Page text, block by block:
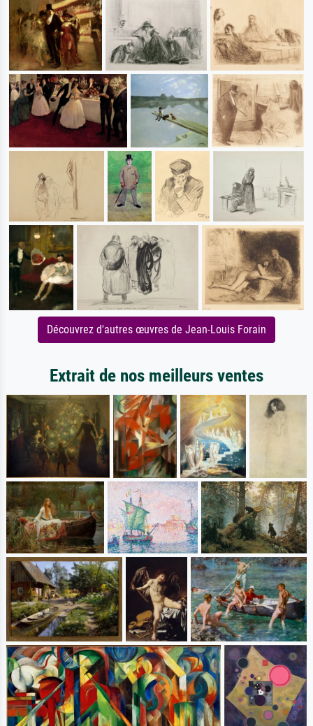
Découvrez d'autres œuvres de Jean-Louis Forain
Extrait de nos meilleurs ventes